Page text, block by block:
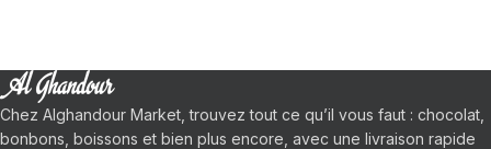
Chez Alghandour Market, trouvez tout ce qu’il vous faut : chocolat,
bonbons, boissons et bien plus encore, avec une livraison rapide